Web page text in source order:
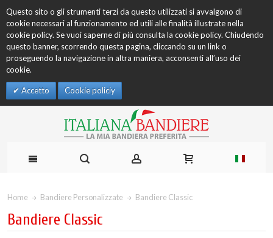
Questo sito o gli strumenti terzi da questo utilizzati si avvalgono di
cookie necessari al funzionamento ed utili alle finalità illustrate nella
cookie policy. Se vuoi saperne di più consulta la cookie policy. Chiudendo
questo banner, scorrendo questa pagina, cliccando su un link o
proseguendo la navigazione in altra maniera, acconsenti all’uso dei
cookie.
Accetto Cookie policiy
Home Bandiere Personalizzate Bandiere Classic
Bandiere Classic